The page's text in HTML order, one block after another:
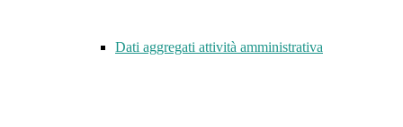
Dati aggregati attività amministrativa